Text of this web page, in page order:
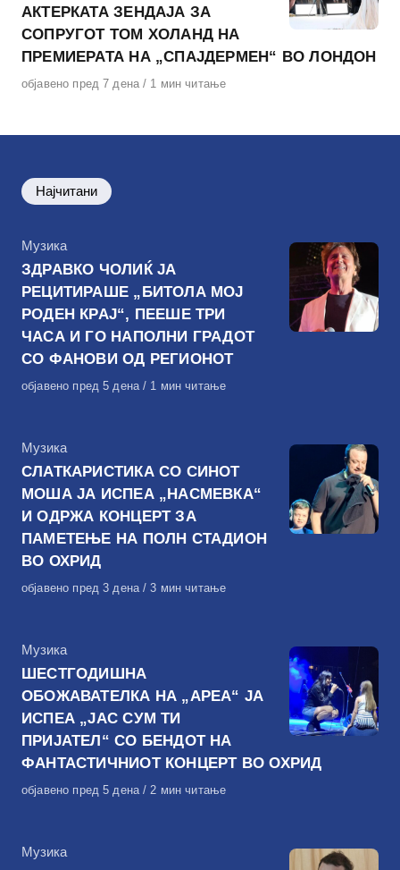
АКТЕРКАТА ЗЕНДАЈА ЗА
СОПРУГОТ ТОМ ХОЛАНД НА
ПРЕМИЕРАТА НА „СПАЈДЕРМЕН“ ВО ЛОНДОН
Објавено
објавено пред 7 дена 1 мин читање
Најчитани
КАтегорија
Музика
ЗДРАВКО ЧОЛИЌ ЈА
РЕЦИТИРАШЕ „БИТОЛА МОЈ
РОДЕН КРАЈ“, ПЕЕШЕ ТРИ
ЧАСА И ГО НАПОЛНИ ГРАДОТ
СО ФАНОВИ ОД РЕГИОНОТ
Објавено
објавено пред 5 дена 1 мин читање
КАтегорија
Музика
СЛАТКАРИСТИКА СО СИНОТ
МОША ЈА ИСПЕА „НАСМЕВКА“
И ОДРЖА КОНЦЕРТ ЗА
ПАМЕТЕЊЕ НА ПОЛН СТАДИОН
ВО ОХРИД
Објавено
објавено пред 3 дена 3 мин читање
КАтегорија
Музика
ШЕСТГОДИШНА
ОБОЖАВАТЕЛКА НА „АРЕА“ ЈА
ИСПЕА „ЈАС СУМ ТИ
ПРИЈАТЕЛ“ СО БЕНДОТ НА
ФАНТАСТИЧНИОТ КОНЦЕРТ ВО ОХРИД
Објавено
објавено пред 5 дена 2 мин читање
КАтегорија
Музика